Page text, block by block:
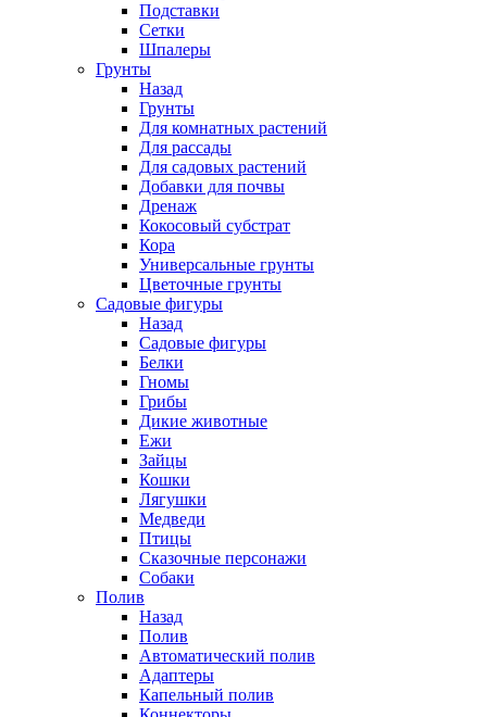
Подставки
Сетки
Шпалеры
Грунты
Назад
Грунты
Для комнатных растений
Для рассады
Для садовых растений
Добавки для почвы
Дренаж
Кокосовый субстрат
Кора
Универсальные грунты
Цветочные грунты
Садовые фигуры
Назад
Садовые фигуры
Белки
Гномы
Грибы
Дикие животные
Ежи
Зайцы
Кошки
Лягушки
Медведи
Птицы
Сказочные персонажи
Собаки
Полив
Назад
Полив
Автоматический полив
Адаптеры
Капельный полив